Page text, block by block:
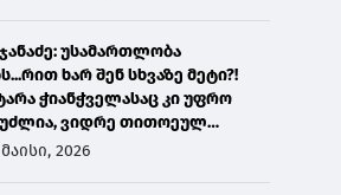
უსამართლობა
ხარ შენ სხვაზე მეტი?!
ჭიანჭველასაც კი უფრო
ვიდრე თითოეულ
2026